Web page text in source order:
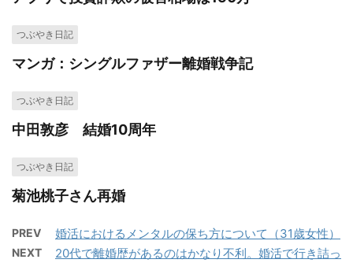
つぶやき日記
マンガ：シングルファザー離婚戦争記
つぶやき日記
中田敦彦 結婚10周年
つぶやき日記
菊池桃子さん再婚
PREV 婚活におけるメンタルの保ち方について（31歳女性）
NEXT
20代で離婚歴があるのはかなり不利。婚活で行き詰っ